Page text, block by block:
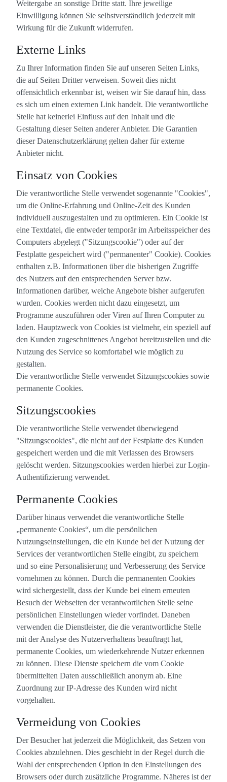
Weitergabe an sonstige Dritte statt. Ihre jeweilige
Einwilligung können Sie selbstverständlich jederzeit mit
Wirkung für die Zukunft widerrufen.
Externe Links
Zu Ihrer Information finden Sie auf unseren Seiten Links,
die auf Seiten Dritter verweisen. Soweit dies nicht
offensichtlich erkennbar ist, weisen wir Sie darauf hin, dass
es sich um einen externen Link handelt. Die verantwortliche
Stelle hat keinerlei Einfluss auf den Inhalt und die
Gestaltung dieser Seiten anderer Anbieter. Die Garantien
dieser Datenschutzerklärung gelten daher für externe
Anbieter nicht.
Einsatz von Cookies
Die verantwortliche Stelle verwendet sogenannte "Cookies",
um die Online-Erfahrung und Online-Zeit des Kunden
individuell auszugestalten und zu optimieren. Ein Cookie ist
eine Textdatei, die entweder temporär im Arbeitsspeicher des
Computers abgelegt ("Sitzungscookie") oder auf der
Festplatte gespeichert wird ("permanenter" Cookie). Cookies
enthalten z.B. Informationen über die bisherigen Zugriffe
des Nutzers auf den entsprechenden Server bzw.
Informationen darüber, welche Angebote bisher aufgerufen
wurden. Cookies werden nicht dazu eingesetzt, um
Programme auszuführen oder Viren auf Ihren Computer zu
laden. Hauptzweck von Cookies ist vielmehr, ein speziell auf
den Kunden zugeschnittenes Angebot bereitzustellen und die
Nutzung des Service so komfortabel wie möglich zu
gestalten.
Die verantwortliche Stelle verwendet Sitzungscookies sowie
permanente Cookies.
Sitzungscookies
Die verantwortliche Stelle verwendet überwiegend
"Sitzungscookies", die nicht auf der Festplatte des Kunden
gespeichert werden und die mit Verlassen des Browsers
gelöscht werden. Sitzungscookies werden hierbei zur Login-
Authentifizierung verwendet.
Permanente Cookies
Darüber hinaus verwendet die verantwortliche Stelle
„permanente Cookies“, um die persönlichen
Nutzungseinstellungen, die ein Kunde bei der Nutzung der
Services der verantwortlichen Stelle eingibt, zu speichern
und so eine Personalisierung und Verbesserung des Service
vornehmen zu können. Durch die permanenten Cookies
wird sichergestellt, dass der Kunde bei einem erneuten
Besuch der Webseiten der verantwortlichen Stelle seine
persönlichen Einstellungen wieder vorfindet. Daneben
verwenden die Dienstleister, die die verantwortliche Stelle
mit der Analyse des Nutzerverhaltens beauftragt hat,
permanente Cookies, um wiederkehrende Nutzer erkennen
zu können. Diese Dienste speichern die vom Cookie
übermittelten Daten ausschließlich anonym ab. Eine
Zuordnung zur IP-Adresse des Kunden wird nicht
vorgehalten.
Vermeidung von Cookies
Der Besucher hat jederzeit die Möglichkeit, das Setzen von
Cookies abzulehnen. Dies geschieht in der Regel durch die
Wahl der entsprechenden Option in den Einstellungen des
Browsers oder durch zusätzliche Programme. Näheres ist der